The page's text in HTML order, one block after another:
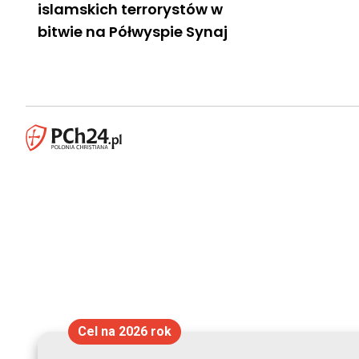
islamskich terrorystów w
bitwie na Półwyspie Synaj
Cel na 2026 rok